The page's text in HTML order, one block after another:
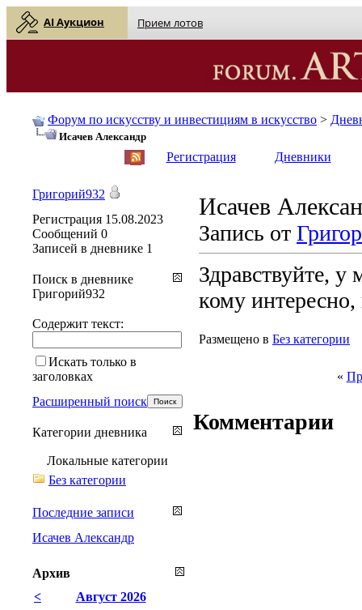
AI Аукцион Прием лотов
Форум по искусству и инвестициям в искусство >
Исачев Александр
Регистрация Дневники
Исачев
Запись от
Здравствуйте, у
кому
Размещено в Без категории
«
Комментарии
Григорий932
Регистрация 15.08.2023
Сообщений 0
Записей в дневнике 1
Поиск в дневнике
Григорий932
Содержит текст:
Искать только в
заголовках
Расширенный поиск
Категории дневника
Локальные категории
Без категории
Последние записи
Исачев Александр
Архив
<
Август 2026